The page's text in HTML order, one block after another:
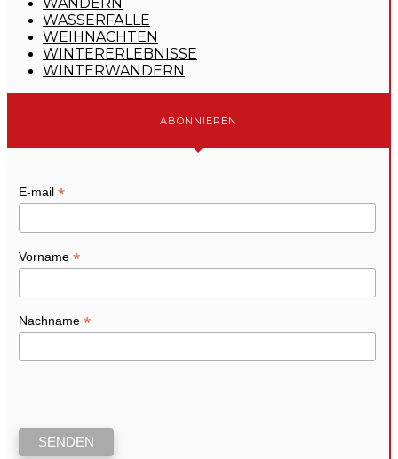
WASSERFÄLLE
WEIHNACHTEN
WINTERERLEBNISSE
WINTERWANDERN
ABONNIEREN
E-mail *
Vorname *
Nachname *